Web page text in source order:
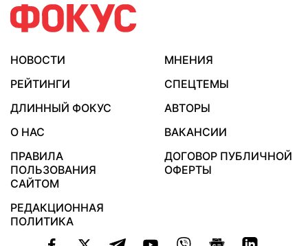
НОВОСТИ
МНЕНИЯ
РЕЙТИНГИ
СПЕЦТЕМЫ
ДЛИННЫЙ ФОКУС
АВТОРЫ
О НАС
ВАКАНСИИ
ПРАВИЛА
ПОЛЬЗОВАНИЯ
САЙТОМ
ДОГОВОР ПУБЛИЧНОЙ
ОФЕРТЫ
РЕДАКЦИОННАЯ
ПОЛИТИКА